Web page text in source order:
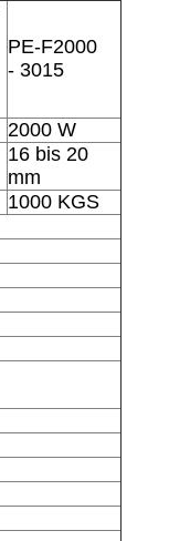
PE-F2000
- 3015
2000 W
16 bis 20
mm
1000 KGS